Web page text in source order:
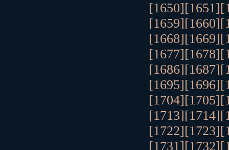
[1650][1651]
[1659][1660]
[1668][1669]
[1677][1678]
[1686][1687]
[1695][1696]
[1704][1705]
[1713][1714]
[1722][1723]
[1731][1732]